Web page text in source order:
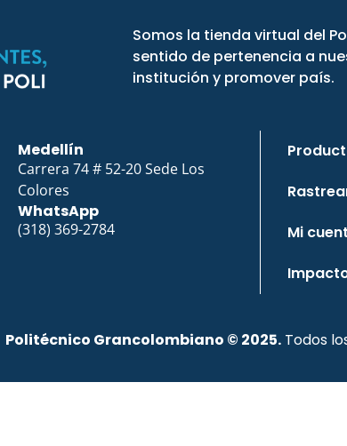
Somos la tienda virtual del
sentido de pertenencia a
institución y promover país.
Medellín
Carrera 74 # 52-20 Sede Los
Colores
WhatsApp
(318) 369-2784
Mi
Politécnico Grancolombiano © 2025.Todos